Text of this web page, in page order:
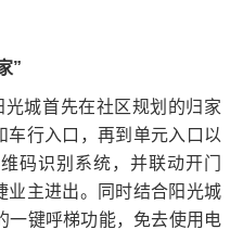
”
城首先在社区规划的归家
车行入口，再到单元入口以
码识别系统，并联动开门
业主进出。同时结合阳光城
一键呼梯功能，免去使用电